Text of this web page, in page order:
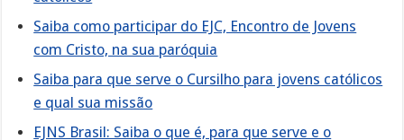
Saiba como participar do EJC, Encontro de Jovens
com Cristo, na sua paróquia
Saiba para que serve o Cursilho para jovens católicos
e qual sua missão
EJNS Brasil: Saiba o que é, para que serve e o